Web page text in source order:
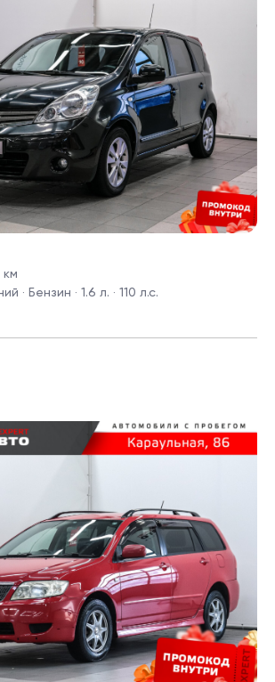
км
· Бензин · 1.6 л. · 110 л.с.